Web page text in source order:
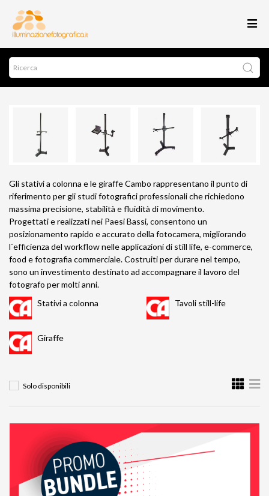
Gli stativi a colonna e le giraffe Cambo rappresentano il punto di
riferimento per gli studi fotografici professionali che richiedono
massima precisione, stabilità e fluidità di movimento.
Progettati e realizzati nei Paesi Bassi, consentono un
posizionamento rapido e accurato della fotocamera, migliorando
l`efficienza del workflow nelle applicazioni di still life, e-commerce,
food e fotografia commerciale. Costruiti per durare nel tempo,
sono un investimento destinato ad accompagnare il lavoro del
fotografo per molti anni.
Stativi a colonna
Tavoli still-life
Giraffe
Solo disponibili